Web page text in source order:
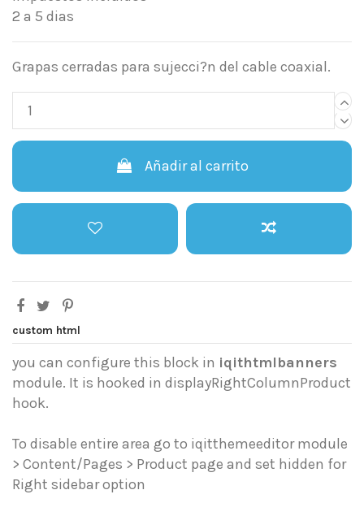
2 a 5 dias
Grapas cerradas para sujecci?n del cable coaxial.
Añadir al carrito
custom html
you can configure this block in iqithtmlbanners
module. It is hooked in displayRightColumnProduct
hook.
To disable entire area go to iqitthemeeditor module
> Content/Pages > Product page and set hidden for
Right sidebar option